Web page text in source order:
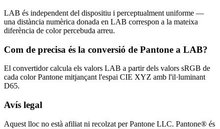
LAB és independent del dispositiu i perceptualment uniforme —
una distància numèrica donada en LAB correspon a la mateixa
diferència de color percebuda arreu.
Com de precisa és la conversió de Pantone a LAB?
El convertidor calcula els valors LAB a partir dels valors sRGB de
cada color Pantone mitjançant l'espai CIE XYZ amb l'il·luminant
D65.
Avís legal
Aquest lloc no està afiliat ni recolzat per Pantone LLC. Pantone® és